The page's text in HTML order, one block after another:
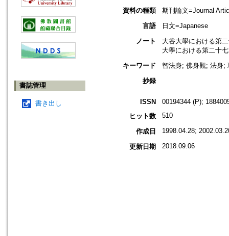
書誌管理
書き出し
資料の種類
期刊論文=Journal
言語
日文=Japanese
ノート
大谷大學における第
大學における第二十
キーワード
智法身; 佛身觀; 法身;
抄録
ISSN
00194344 (P);
ヒット数
510
作成日 1998.04.28;
更新日期 2018.09.06